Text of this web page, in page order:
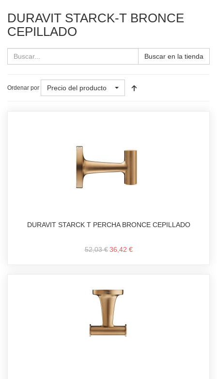
DURAVIT STARCK-T BRONCE
CEPILLADO
Buscar en la tienda
Ordenar por Precio del producto
DURAVIT STARCK T PERCHA BRONCE CEPILLADO
52,03 € 36,42 €